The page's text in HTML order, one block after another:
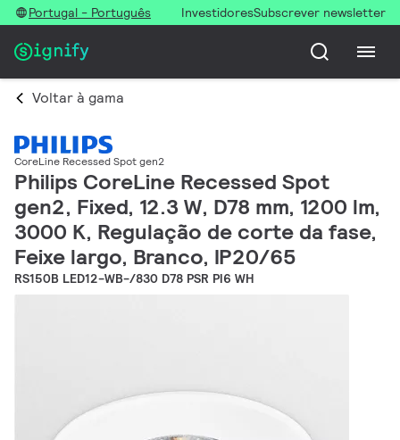
Portugal - Português InvestidoresSubscrever newsletter
Voltar à gama
CoreLine Recessed Spot gen2
Philips CoreLine Recessed Spot
gen2, Fixed, 12.3 W, D78 mm, 1200 lm,
3000 K, Regulação de corte da fase,
Feixe largo, Branco, IP20/65
RS150B LED12-WB-/830 D78 PSR PI6 WH